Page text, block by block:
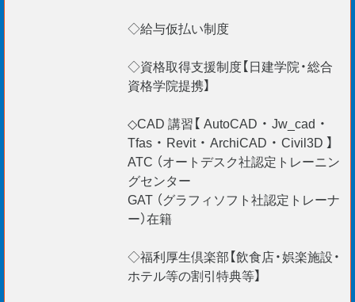
◇給与仮払い制度
◇資格取得支援制度【日建学院・総合
資格学院提携】
◇CAD 講習【 AutoCAD ・ Jw_cad ・
Tfas ・ Revit ・ ArchiCAD ・ Civil3D 】
ATC （オートデスク社認定トレーニン
グセンター
GAT （グラフィソフト社認定トレーナ
ー）在籍
◇福利厚生倶楽部【飲食店・娯楽施設・
ホテル等の割引特典等】